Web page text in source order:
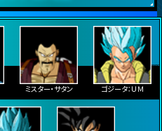
ミスター・サタン ゴジータ：ＵＭ